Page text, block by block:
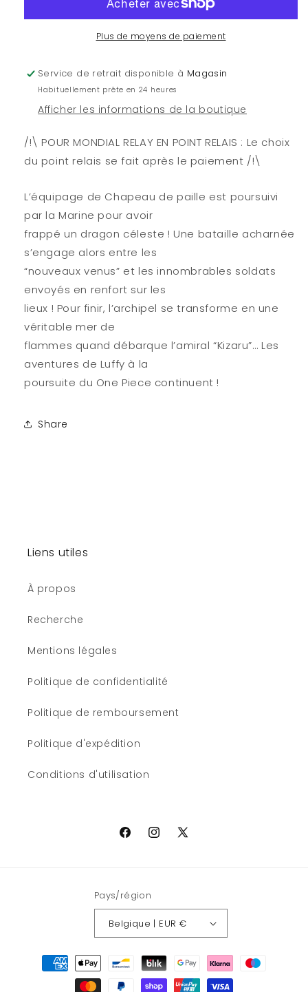
Edition
52
-
Edition
originale
52
Plus de moyens de paiement
Service de retrait disponible à Magasin
Habituellement prête en 24 heures
Afficher les informations de la boutique
/!\ POUR MONDIAL RELAY EN POINT RELAIS : Le choix
du point relais se fait après le paiement /!\
L’équipage de Chapeau de paille est poursuivi
par la Marine pour avoir
frappé un dragon céleste ! Une bataille acharnée
s’engage alors entre les
“nouveaux venus” et les innombrables soldats
envoyés en renfort sur les
lieux ! Pour finir, l’archipel se transforme en une
véritable mer de
flammes quand débarque l’amiral “Kizaru”… Les
aventures de Luffy à la
poursuite du One Piece continuent !
Share
Liens utiles
À propos
Recherche
Mentions légales
Politique de confidentialité
Politique de remboursement
Politique d'expédition
Conditions d'utilisation
FacebookInstagram
X
Pays/région
Belgique | EUR €
Moyens
paiement